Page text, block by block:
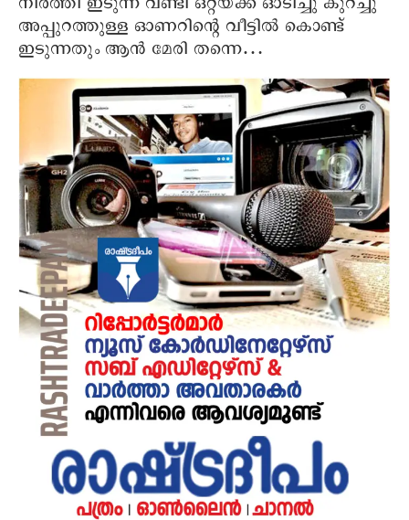
അപ്പുറത്തുള്ള ഓണറിന്റെ വീട്ടില്‍ കൊണ്ട്
ഇടുന്നതും ആന്‍ മേരി തന്നെ…